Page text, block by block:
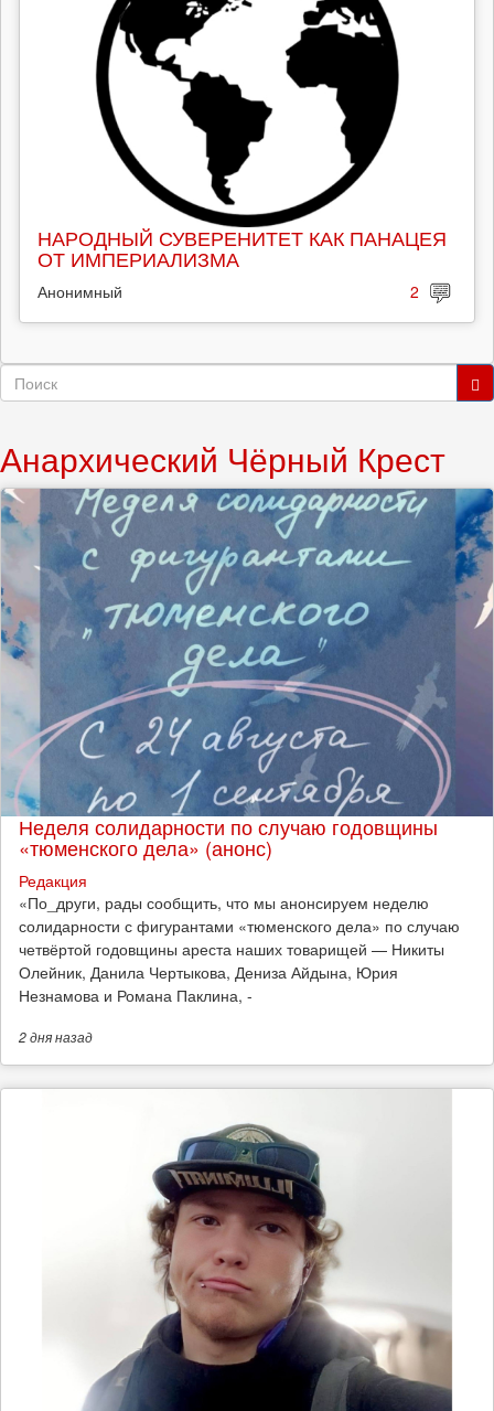
НАРОДНЫЙ СУВЕРЕНИТЕТ КАК ПАНАЦЕЯ
ОТ ИМПЕРИАЛИЗМА
Анонимный 2
Форма
Анархический Чёрный Крест
Неделя солидарности по случаю годовщины
«тюменского дела» (анонс)
Редакция
​«По_други, рады сообщить, что мы анонсируем неделю
солидарности с фигурантами «тюменского дела» по случаю
четвёртой годовщины ареста наших товарищей — Никиты
Олейник, Данила Чертыкова, Дениза Айдына, Юрия
Незнамова и Романа Паклина, -
2 дняназад